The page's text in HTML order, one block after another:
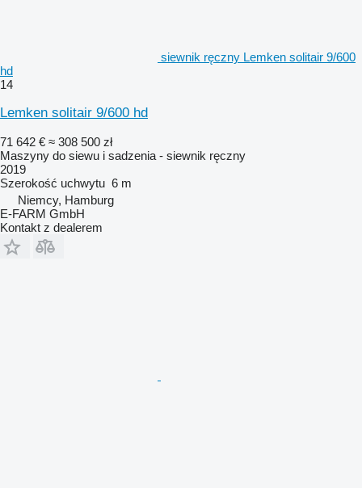
siewnik ręczny Lemken solitair 9/600
hd
14
Lemken solitair 9/600 hd
71 642 € ≈ 308 500 zł
Maszyny do siewu i sadzenia - siewnik ręczny
2019
Szerokość uchwytu 6 m
Niemcy, Hamburg
E-FARM GmbH
Kontakt z dealerem